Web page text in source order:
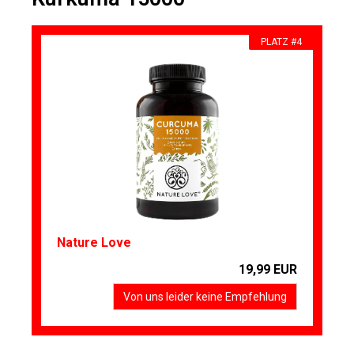
PLATZ #4
Nature Love
19,99 EUR
Von uns leider keine Empfehlung